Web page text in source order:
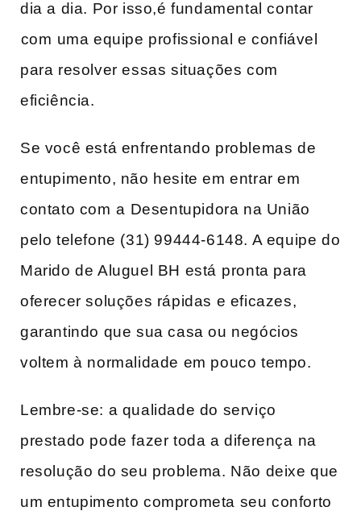
dia a dia. Por isso,é fundamental contar
⁣com ⁤uma equipe profissional e confiável
para resolver essas situações com
eficiência.
Se você está enfrentando problemas de
entupimento, não hesite em‌ entrar​ em
contato com ⁢a⁤ Desentupidora na União
pelo telefone (31) 99444-6148.‍ A equipe do
Marido de Aluguel BH está ⁣pronta para
oferecer soluções rápidas‌ e eficazes,
garantindo que sua casa ou negócios
voltem à normalidade em pouco tempo.
Lembre-se: a qualidade do serviço
prestado pode fazer​ toda a​ diferença⁢ na
resolução do seu problema. Não deixe que
um entupimento comprometa ‍seu conforto⁢